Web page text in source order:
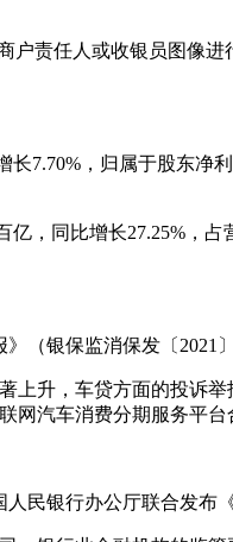
责任人或收银员图像
7.70%，归属于股东净
，同比增长27.25%，
银保监消保发〔2021
上升，车贷方面的投诉
汽车消费分期服务平台
民银行办公厅联合发布